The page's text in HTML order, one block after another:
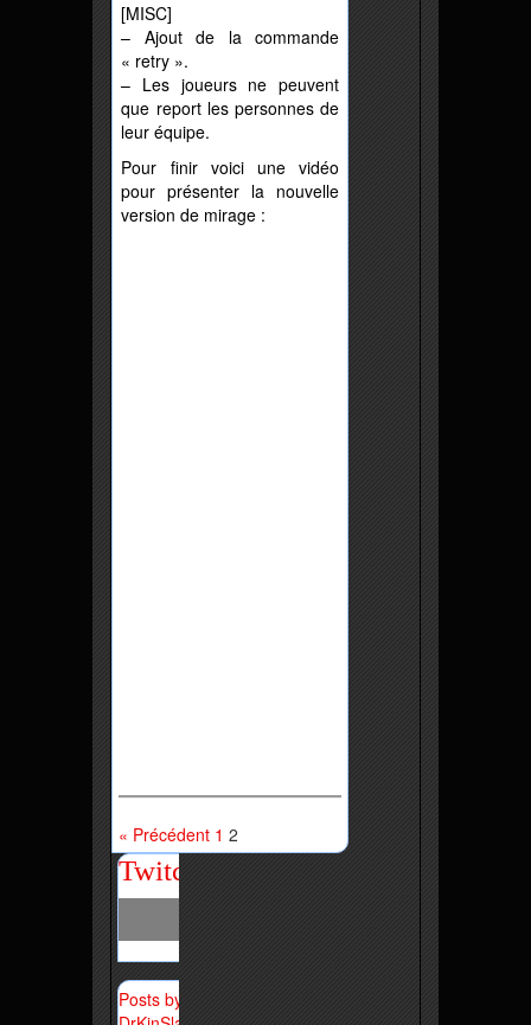
[MISC]
– Ajout de la commande
« retry ».
– Les joueurs ne peuvent
que report les personnes de
leur équipe.
Pour finir voici une vidéo
pour présenter la nouvelle
version de mirage :
« Précédent 1 2
Twitch
Posts by